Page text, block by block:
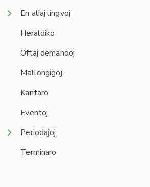
En aliaj lingvoj
Heraldiko
Oftaj demandoj
Mallongigoj
Kantaro
Eventoj
Periodaĵoj
Terminaro